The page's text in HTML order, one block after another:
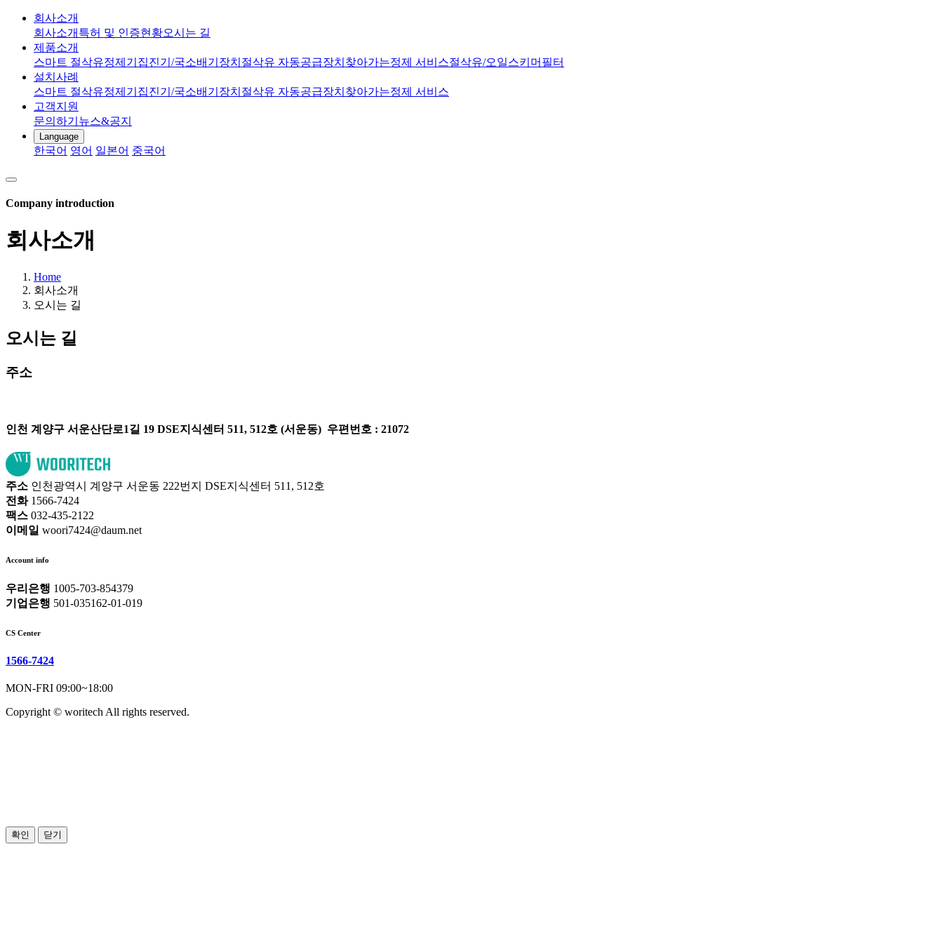
회사소개
회사소개 특허 및 인증현황오시는 길
제품소개
스마트 절삭유정제기 집진기/국소배기장치 절삭유 자동공급장치 찾아가는정제 서비스절삭유/오일스키머 필터
설치사례
스마트 절삭유정제기 집진기/국소배기장치 절삭유 자동공급장치 찾아가는정제 서비스
고객지원
문의하기 뉴스&공지
Language
한국어 영어 일본어 중국어
Company introduction
회사소개
Home
회사소개
오시는 길
오시는 길
주소
인천 계양구 서운산단로1길 19 DSE지식센터 511, 512호 (서운동) 우편번호 : 21072
주소 인천광역시 계양구 서운동 222번지 DSE지식센터 511, 512호
전화1566-7424
팩스 032-435-2122
이메일 woori7424@daum.net
Account info
우리은행 1005-703-854379
기업은행 501-035162-01-019
CS Center
1566-7424
MON-FRI 09:00~18:00
Copyright © woritech All rights reserved.
확인 닫기